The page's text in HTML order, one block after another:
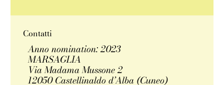
Contatti
Anno nomination: 2023
MARSAGLIA
Via Madama Mussone 2
12050 Castellinaldo d’Alba (Cuneo)